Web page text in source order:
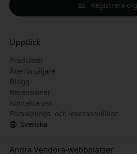
Registrera dig
Upptäck
Produkter
Återförsäljare
Blogg
Recensioner
Kontakta oss
Försäljnings- och leveransvillkor
Svenska
Andra Vendora-webbplatser